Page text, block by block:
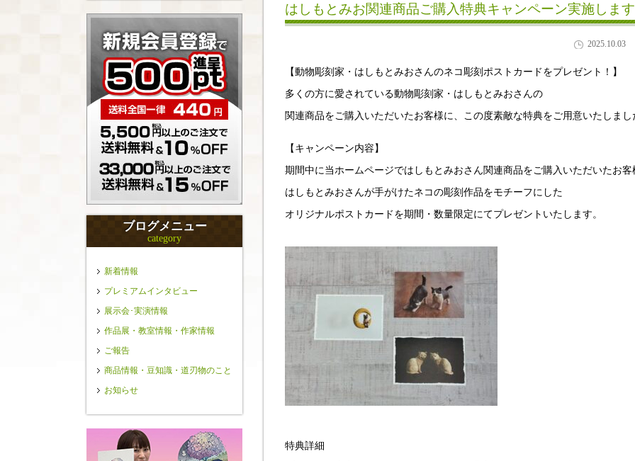
はしもとみお関連商品ご購入特典キャンペーン実施しま
2025.10.03
【動物彫刻家・はしもとみおさんのネコ彫刻ポストカードをプレゼント！】
多くの方に愛されている動物彫刻家・はしもとみおさんの
関連商品をご購入いただいたお客様に、この度素敵な特典をご用意いたしまし
【キャンペーン内容】
期間中に当ホームページではしもとみおさん関連商品をご購入いただいたお客
はしもとみおさんが手がけたネコの彫刻作品をモチーフにした
オリジナルポストカードを期間・数量限定にてプレゼントいたします。
特典詳細
ブログメニュー
category
新着情報
プレミアムインタビュー
展示会･実演情報
作品展・教室情報・作家情報
ご報告
商品情報・豆知識・道刃物のこと
お知らせ